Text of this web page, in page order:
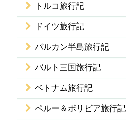
トルコ旅行記
ドイツ旅行記
バルカン半島旅行記
バルト三国旅行記
ベトナム旅行記
ペルー＆ボリビア旅行記